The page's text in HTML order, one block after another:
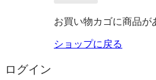
お買い物カゴに商品が
ショップに戻る
ログイン